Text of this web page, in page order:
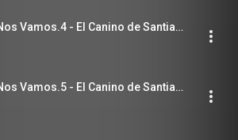
Vamos Que Nos Vamos.4 - El Canino de Santiago
Vamos Que Nos Vamos.5 - El Canino de Santiago